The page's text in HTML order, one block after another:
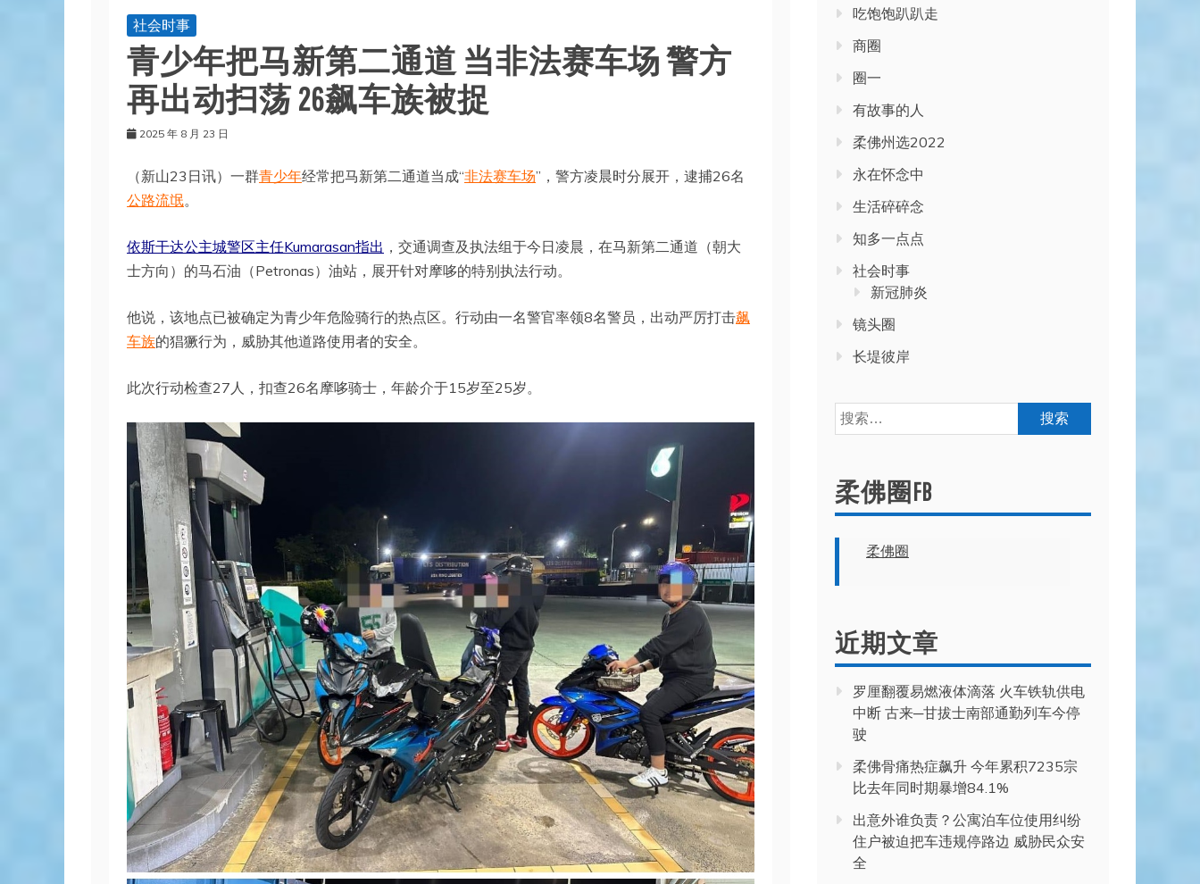
社会时事
青少年把马新第二通道 当非法赛车场 警方
再出动扫荡 26飙车族被捉
2025 年 8 月 23 日
（新山23日讯）一群青少年经常把马新第二通道当成“非法赛车场”，警方凌晨时分展开，逮捕26名
公路流氓。
依斯干达公主城警区主任Kumarasan指出 ，交通调查及执法组于今日凌晨，在马新第二通道（朝大
士方向）的马石油（Petronas）油站，展开针对摩哆的特别执法行动。
他说，该地点已被确定为青少年危险骑行的热点区。行动由一名警官率领8名警员，出动严厉打击飙
车族的猖獗行为，威胁其他道路使用者的安全。
此次行动检查27人，扣查26名摩哆骑士，年龄介于15岁至25岁。
吃饱饱趴趴走
商圈
圈一
有故事的人
柔佛州选2022
永在怀念中
生活碎碎念
知多一点点
社会时事
新冠肺炎
镜头圈
长堤彼岸
搜
索：
柔佛圈FB
柔佛圈
近期文章
罗厘翻覆易燃液体滴落 火车铁轨供电
中断 古来─甘拔士南部通勤列车今停
驶
柔佛骨痛热症飙升 今年累积7235宗
比去年同时期暴增84.1%
出意外谁负责？公寓泊车位使用纠纷
住户被迫把车违规停路边 威胁民众安
全